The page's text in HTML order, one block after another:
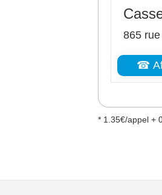
865
☎
* 1.35€/appel +